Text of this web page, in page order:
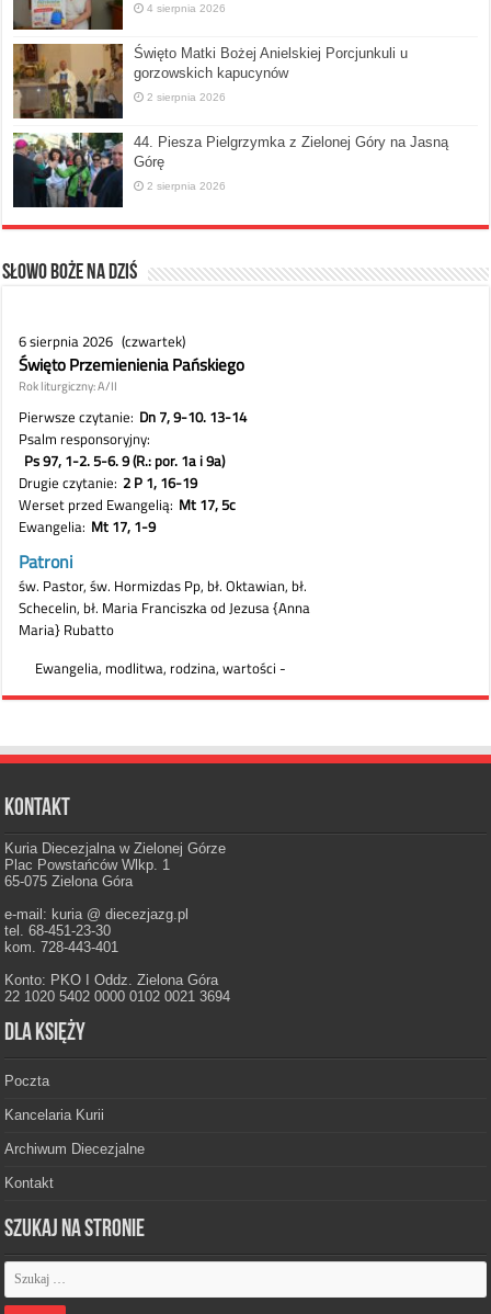
4 sierpnia 2026
Święto Matki Bożej Anielskiej Porcjunkuli u
gorzowskich kapucynów
2 sierpnia 2026
44. Piesza Pielgrzymka z Zielonej Góry na Jasną
Górę
2 sierpnia 2026
Słowo Boże na dziś
Kontakt
Kuria Diecezjalna w Zielonej Górze
Plac Powstańców Wlkp. 1
65-075 Zielona Góra
e-mail: kuria @ diecezjazg.pl
tel. 68-451-23-30
kom. 728-443-401
Konto: PKO I Oddz. Zielona Góra
22 1020 5402 0000 0102 0021 3694
Dla księży
Poczta
Kancelaria Kurii
Archiwum Diecezjalne
Kontakt
Szukaj na stronie